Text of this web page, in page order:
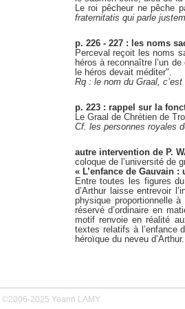
Le roi pêcheur ne pêche
fraternitatis qui parle
p. 226 - 227 : les noms
Perceval reçoit les noms
héros à reconnaître l’un
le héros devait méditer".
Rq : le nom du Graal, c’est
p. 223 : rappel sur la
Le Graal de Chrétien de
Cf. les personnes royales
autre intervention de P.
coloque de l’université de
« L’enfance de Gauvain
Entre toutes les figures
d’Arthur laisse entrevoir
physique proportionnelle
réservé d’ordinaire en
motif renvoie en réalité
textes relatifs à l’enfance
héroïque du neveu
| ©2006-2025 Yoann LAMY